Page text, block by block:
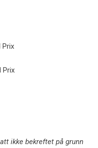
Prix
Prix
ikke bekreftet på grunn